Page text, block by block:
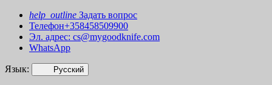
help_outline Задать вопрос
Телефон+358458509900
Эл. адрес: cs@mygoodknife.com
WhatsApp
Язык: Русский